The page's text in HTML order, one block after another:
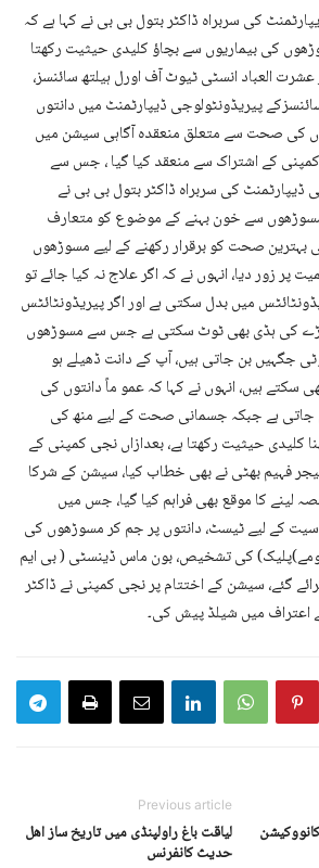
کی سربراہ ڈاکٹر بتول بی بی نے کہا ہے کہ
کی بیماریوں سے بچاؤ کلیدی حیثیت رکھتا
عشرت العباد انسٹی ٹیوٹ آف اورل ہیلتھ سائنسز،
پیریڈونٹولوجی ڈیپارٹمنٹ میں دانتوں
کی صحت سے متعلق منعقدہ آگاہی سیشن میں
کے اشتراک سے منعقد کیا گیا ، جس سے
کی سربراہ ڈاکٹر بتول بی بی نے
سے خون بہنے کے موضوع کو متعارف
بہترین صحت کو برقرار رکھنے کے لیے مسوڑھوں
پر زور دیا، انہوں نے کہ اگر علاج نہ کیا جائے تو
میں بدل سکتی ہے اور اگر پیریڈونٹائٹس
کی ہڈی بھی ٹوٹ سکتی ہے جس سے مسوڑھوں
جگہیں بن جاتی ہیں، آپ کے دانت ڈھیلے ہو
سکتے ہیں، انہوں نے کہا کہ عمو ماً دانتوں کی
جاتی ہے جبکہ جسمانی صحت کے لیے منھ کی
کلیدی حیثیت رکھتا ہے، بعدازاں نجی کمپنی کے
فہیم بھٹی نے بھی خطاب کیا، سیشن کے شرکا
لینے کا موقع بھی فراہم کیا گیا، جس میں
کے لیے ٹیسٹ، دانتوں پر جم کر مسوڑھوں کی
کی تشخیص، بون ماس ڈینسٹی ( بی ایم
گئے، سیشن کے اختتام پر نجی کمپنی نے ڈاکٹر
اعتراف میں شیلڈ پیش کی۔
Previous article
لیاقت باغ راولپنڈی میں تاریخ ساز اھل
حدیث کانفرنس
کانووکیشن